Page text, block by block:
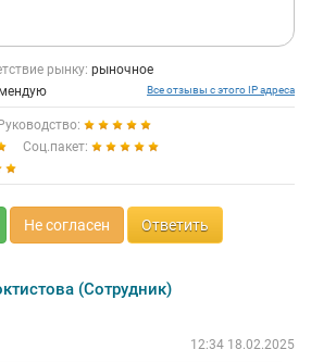
рынку: рыночное
Все отзывы с этого IP адреса
Руководство:
Соц.пакет:
Не согласен Ответить
(Сотрудник)
12:34 18.02.2025